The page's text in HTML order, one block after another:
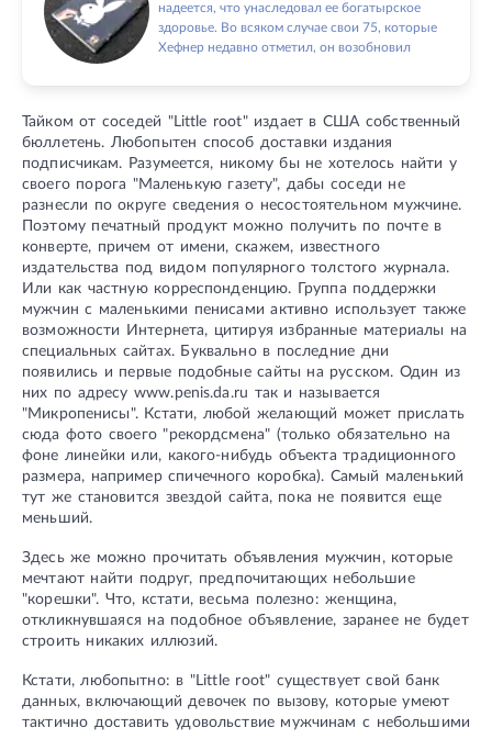
надеется, что унаследовал ее богатырское
здоровье. Во всяком случае свои 75, которые
Хефнер недавно отметил, он возобновил
Тайком от соседей "Little root" издает в США собственный
бюллетень. Любопытен способ доставки издания
подписчикам. Разумеется, никому бы не хотелось найти у
своего порога "Маленькую газету", дабы соседи не
разнесли по округе сведения о несостоятельном мужчине.
Поэтому печатный продукт можно получить по почте в
конверте, причем от имени, скажем, известного
издательства под видом популярного толстого журнала.
Или как частную корреспонденцию. Группа поддержки
мужчин с маленькими пенисами активно использует также
возможности Интернета, цитируя избранные материалы на
специальных сайтах. Буквально в последние дни
появились и первые подобные сайты на русском. Один из
них по адресу www.penis.da.ru так и называется
"Микропенисы". Кстати, любой желающий может прислать
сюда фото своего "рекордсмена" (только обязательно на
фоне линейки или, какого-нибудь объекта традиционного
размера, например спичечного коробка). Самый маленький
тут же становится звездой сайта, пока не появится еще
меньший.
Здесь же можно прочитать объявления мужчин, которые
мечтают найти подруг, предпочитающих небольшие
"корешки". Что, кстати, весьма полезно: женщина,
откликнувшаяся на подобное объявление, заранее не будет
строить никаких иллюзий.
Кстати, любопытно: в "Little root" существует свой банк
данных, включающий девочек по вызову, которые умеют
тактично доставить удовольствие мужчинам с небольшими